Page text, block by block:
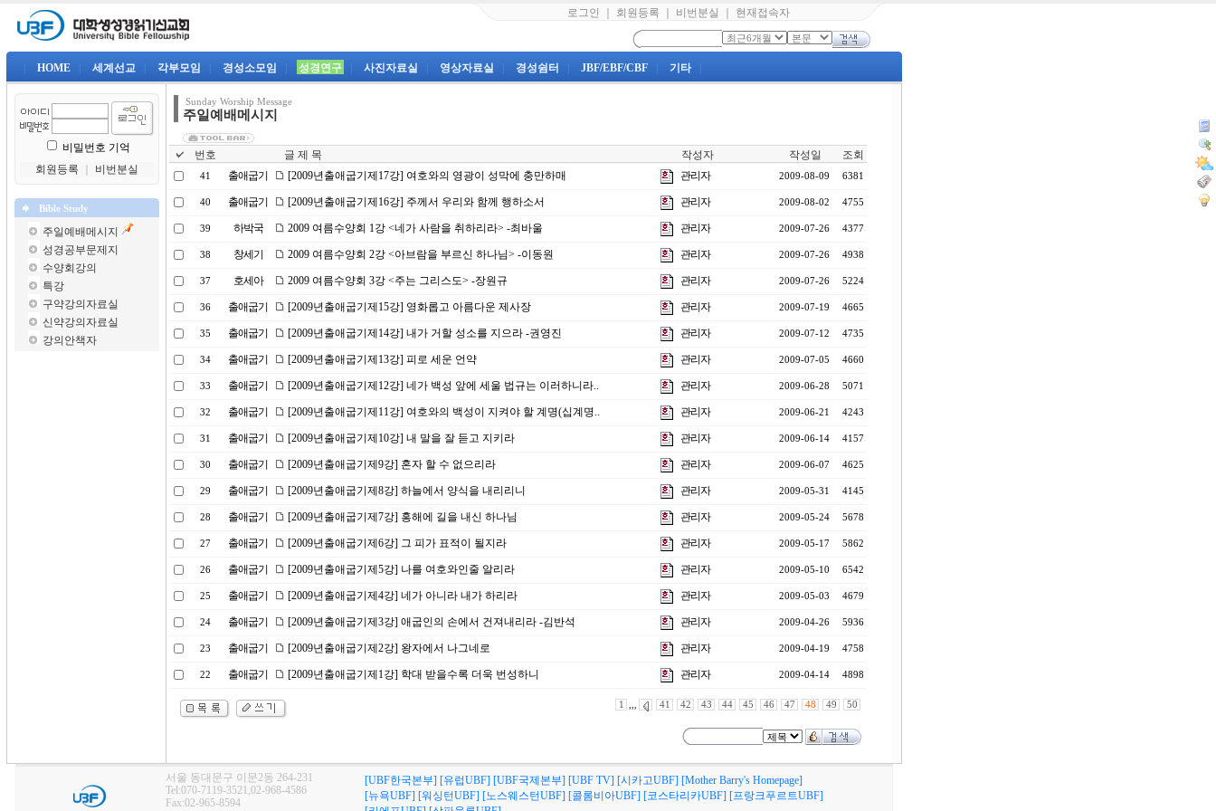
로그인 회원등록 비번분실 현재접속자
HOME 세계선교 각부모임 경성소모임 성경연구 사진자료실 영상자료실 경성쉼터 JBF/EBF/CBF 기타
비밀번호 기억
회원등록
비번분실
Bible Study
주일예배메시지
성경공부문제지
수양회강의
특강
구약강의자료실
신약강의자료실
강의안책자
Sunday Worship Message
주일예배메시지
번호 글 제 목 작성자 작성일 조회
41 출애굽기 [2009년출애굽기제17강] 여호와의 영광이 성막에 충만하매 관리자 2009-08-09 6381
40 출애굽기 [2009년출애굽기제16강] 주께서 우리와 함께 행하소서 관리자 2009-08-02 4755
39 하박국 2009 여름수양회 1강 <네가 사람을 취하리라> -최바울 관리자 2009-07-26 4377
38 창세기 2009 여름수양회 2강 <아브람을 부르신 하나님> -이동원 관리자 2009-07-26 4938
37 호세아 2009 여름수양회 3강 <주는 그리스도> -장원규 관리자 2009-07-26 5224
36 출애굽기 [2009년출애굽기제15강] 영화롭고 아름다운 제사장 관리자 2009-07-19 4665
35 출애굽기 [2009년출애굽기제14강] 내가 거할 성소를 지으라 -권영진 관리자 2009-07-12 4735
34 출애굽기 [2009년출애굽기제13강] 피로 세운 언약 관리자 2009-07-05 4660
33 출애굽기 [2009년출애굽기제12강] 네가 백성 앞에 세울 법규는 이러하니라.. 관리자 2009-06-28 5071
32 출애굽기 [2009년출애굽기제11강] 여호와의 백성이 지켜야 할 계명(십계명.. 관리자 2009-06-21 4243
31 출애굽기 [2009년출애굽기제10강] 내 말을 잘 듣고 지키라 관리자 2009-06-14 4157
30 출애굽기 [2009년출애굽기제9강] 혼자 할 수 없으리라 관리자 2009-06-07 4625
29 출애굽기 [2009년출애굽기제8강] 하늘에서 양식을 내리리니 관리자 2009-05-31 4145
28 출애굽기 [2009년출애굽기제7강] 홍해에 길을 내신 하나님 관리자 2009-05-24 5678
27 출애굽기 [2009년출애굽기제6강] 그 피가 표적이 될지라 관리자 2009-05-17 5862
26 출애굽기 [2009년출애굽기제5강] 나를 여호와인줄 알리라 관리자 2009-05-10 6542
25 출애굽기 [2009년출애굽기제4강] 네가 아니라 내가 하리라 관리자 2009-05-03 4679
24 출애굽기 [2009년출애굽기제3강] 애굽인의 손에서 건져내리라 -김반석 관리자 2009-04-26 5936
23 출애굽기 [2009년출애굽기제2강] 왕자에서 나그네로 관리자 2009-04-19 4758
22 출애굽기 [2009년출애굽기제1강] 학대 받을수록 더욱 번성하니 관리자 2009-04-14 4898
1 ,,, 41 42 43 44 45 46 47 48 49 50
서울 동대문구 이문2동 264-231
Tel:070-7119-3521,02-968-4586
Fax:02-965-8594
[UBF한국본부] [유럽UBF] [UBF국제본부] [UBF TV] [시카고UBF] [Mother Barry's Homepage]
[뉴욕UBF] [워싱턴UBF] [노스웨스턴UBF] [콜롬비아UBF] [코스타리카UBF] [프랑크푸르트UBF]